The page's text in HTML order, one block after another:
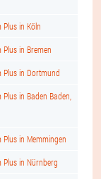
Plus in Köln
Plus in Bremen
Plus in Dortmund
in Baden Baden,
Plus in Memmingen
Plus in Nürnberg